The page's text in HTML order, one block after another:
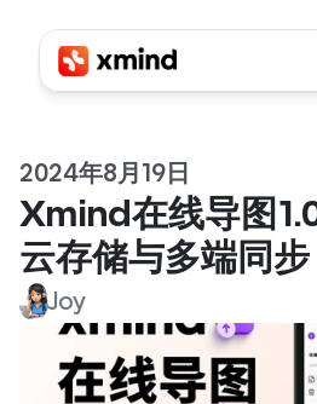
2024年8月19日
Xmind在线导图
云存储与多端同步
Joy